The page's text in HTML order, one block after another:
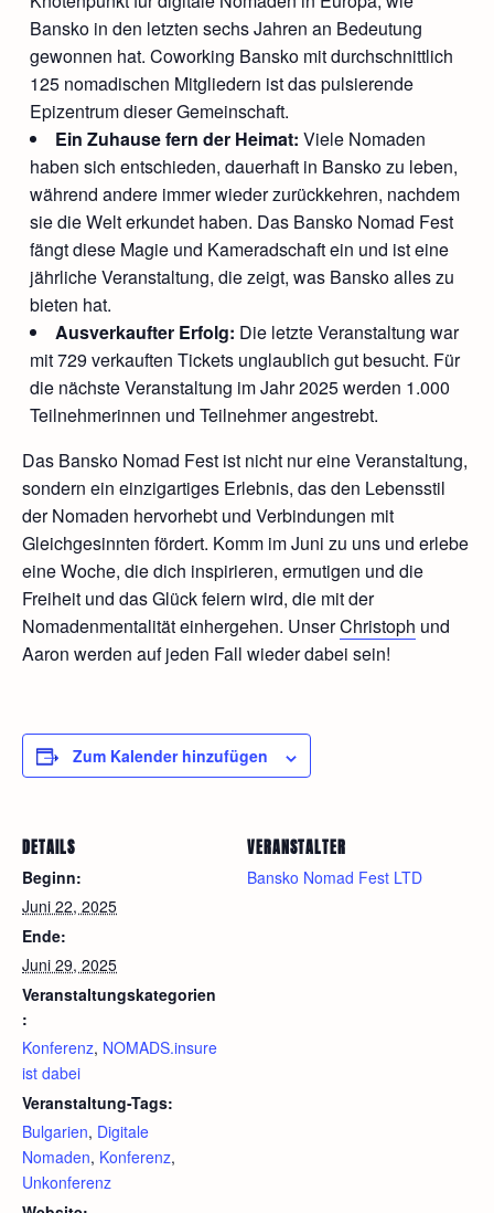
Bansko in den letzten sechs Jahren an Bedeutung
gewonnen hat. Coworking Bansko mit durchschnittlich
125 nomadischen Mitgliedern ist das pulsierende
Epizentrum dieser Gemeinschaft.
Ein Zuhause fern der Heimat: Viele Nomaden
haben sich entschieden, dauerhaft in Bansko zu leben,
während andere immer wieder zurückkehren, nachdem
sie die Welt erkundet haben. Das Bansko Nomad Fest
fängt diese Magie und Kameradschaft ein und ist eine
jährliche Veranstaltung, die zeigt, was Bansko alles zu
bieten hat.
Ausverkaufter Erfolg: Die letzte Veranstaltung war
mit 729 verkauften Tickets unglaublich gut besucht. Für
die nächste Veranstaltung im Jahr 2025 werden 1.000
Teilnehmerinnen und Teilnehmer angestrebt.
Das Bansko Nomad Fest ist nicht nur eine Veranstaltung,
sondern ein einzigartiges Erlebnis, das den Lebensstil
der Nomaden hervorhebt und Verbindungen mit
Gleichgesinnten fördert. Komm im Juni zu uns und erlebe
eine Woche, die dich inspirieren, ermutigen und die
Freiheit und das Glück feiern wird, die mit der
Nomadenmentalität einhergehen. UnserChristoph und
Aaron werden auf jeden Fall wieder dabei sein!
Zum Kalender hinzufügen
DETAILS
Beginn:
Juni 22, 2025
Ende:
Juni 29, 2025
Veranstaltungskategorien
:
Konferenz, NOMADS.insure
ist dabei
Veranstaltung-Tags:
Bulgarien, Digitale
Nomaden, Konferenz,
Unkonferenz
VERANSTALTER
Bansko Nomad Fest LTD